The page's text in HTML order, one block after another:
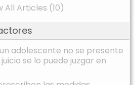
All Articles (10)
adolescente no se presente
se lo puede juzgar en